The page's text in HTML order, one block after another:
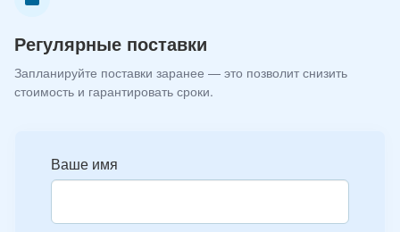
Регулярные поставки
Запланируйте поставки заранее — это позволит снизить
стоимость и гарантировать сроки.
Ваше имя